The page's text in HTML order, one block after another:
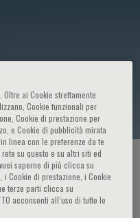
/ RELATORE
ai Cookie strettamente
Cookie funzionali per
Cookie di prestazione per
e Cookie di pubblicità mirata
linea con le preferenze da te
su questo e su altri siti ed
saperne di più clicca su
Cookie di prestazione, i Cookie
terze parti clicca su
acconsenti all’uso di tutte le